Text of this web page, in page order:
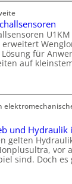
für
auf
und Hydraulik
gelten
vor
sind. Doch es